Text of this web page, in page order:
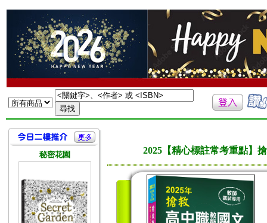
秘密花園 2025【精心標註常考重點】